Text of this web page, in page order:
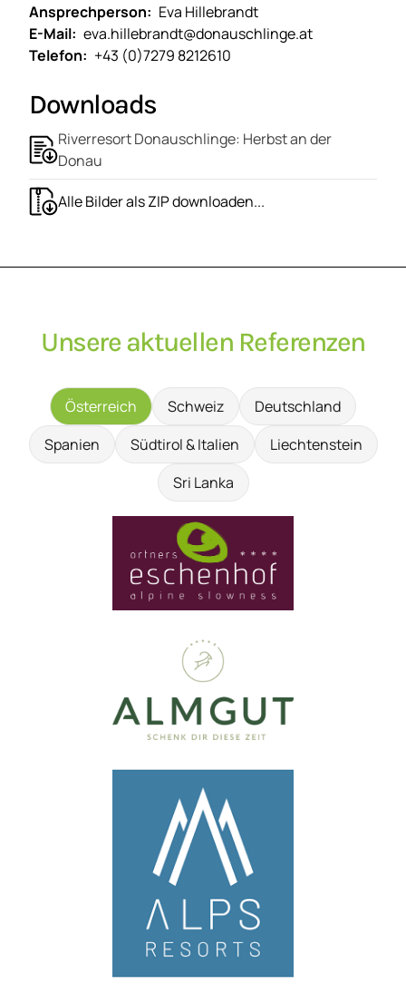
Ansprechperson
Eva Hillebrandt
E-Mail eva.hillebrandt@donauschlinge.at
Telefon
+43 (0)7279 8212610
Downloads
Riverresort Donauschlinge: Herbst an der
Donau
Alle Bilder als ZIP downloaden...
Unsere aktuellen Referenzen
Österreich Schweiz
Deutschland
Spanien
Südtirol & Italien
Liechtenstein
Sri Lanka